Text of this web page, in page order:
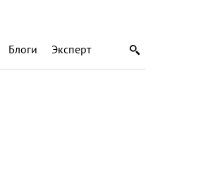
Блоги Эксперт